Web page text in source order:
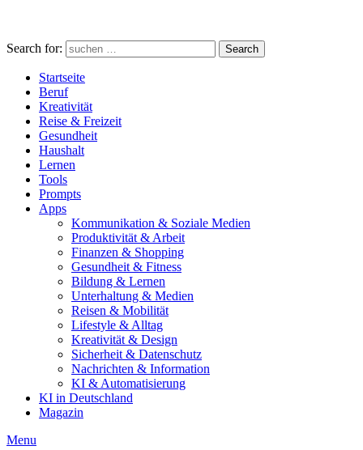
Search for: Search
Startseite
Beruf
Kreativität
Reise & Freizeit
Gesundheit
Haushalt
Lernen
Tools
Prompts
Apps
Kommunikation & Soziale Medien
Produktivität & Arbeit
Finanzen & Shopping
Gesundheit & Fitness
Bildung & Lernen
Unterhaltung & Medien
Reisen & Mobilität
Lifestyle & Alltag
Kreativität & Design
Sicherheit & Datenschutz
Nachrichten & Information
KI & Automatisierung
KI in Deutschland
Magazin
Menu